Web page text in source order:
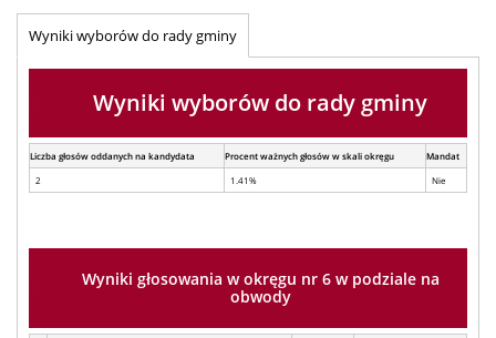
Wyniki wyborów do rady gminy
Wyniki wyborów do rady gminy
Liczba głosów oddanych na kandydata Procent ważnych głosów w skali okręgu
Mandat
2
1.41% Nie
Wyniki głosowania w okręgu nr 6 w podziale na
obwody